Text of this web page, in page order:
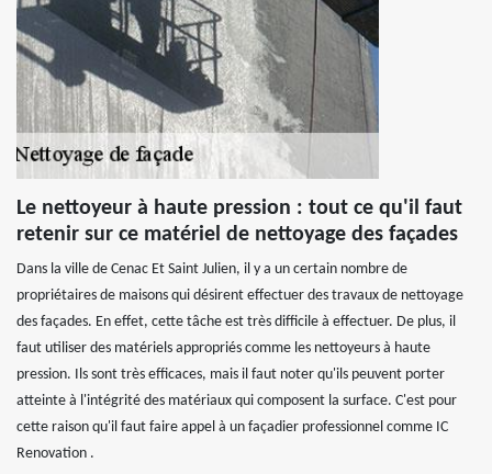
Le nettoyeur à haute pression : tout ce qu'il faut
retenir sur ce matériel de nettoyage des façades
Dans la ville de Cenac Et Saint Julien, il y a un certain nombre de
propriétaires de maisons qui désirent effectuer des travaux de nettoyage
des façades. En effet, cette tâche est très difficile à effectuer. De plus, il
faut utiliser des matériels appropriés comme les nettoyeurs à haute
pression. Ils sont très efficaces, mais il faut noter qu'ils peuvent porter
atteinte à l'intégrité des matériaux qui composent la surface. C'est pour
cette raison qu'il faut faire appel à un façadier professionnel comme IC
Renovation .